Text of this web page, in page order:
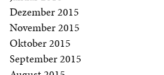
Dezember 2015
November 2015
Oktober 2015
September 2015